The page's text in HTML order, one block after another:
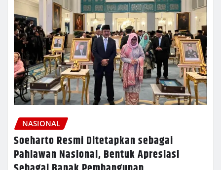
NASIONAL
Soeharto Resmi Ditetapkan sebagai
Pahlawan Nasional, Bentuk Apresiasi